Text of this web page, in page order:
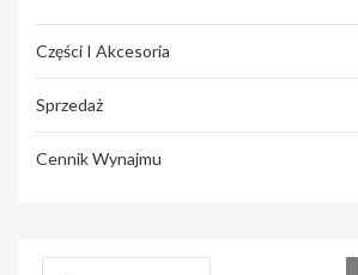
Części I Akcesoria
Sprzedaż
Cennik Wynajmu